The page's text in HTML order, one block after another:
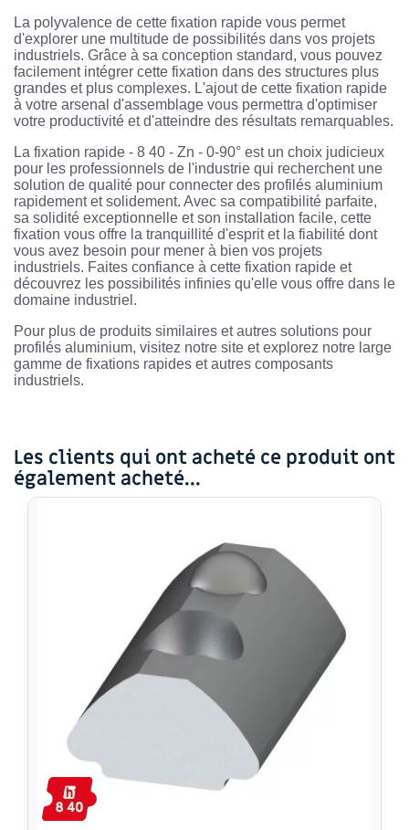
La polyvalence de cette fixation rapide vous permet
d'explorer une multitude de possibilités dans vos projets
industriels. Grâce à sa conception standard, vous pouvez
facilement intégrer cette fixation dans des structures plus
grandes et plus complexes. L'ajout de cette fixation rapide
à votre arsenal d'assemblage vous permettra d'optimiser
votre productivité et d'atteindre des résultats remarquables.
La fixation rapide - 8 40 - Zn - 0-90° est un choix judicieux
pour les professionnels de l'industrie qui recherchent une
solution de qualité pour connecter des profilés aluminium
rapidement et solidement. Avec sa compatibilité parfaite,
sa solidité exceptionnelle et son installation facile, cette
fixation vous offre la tranquillité d'esprit et la fiabilité dont
vous avez besoin pour mener à bien vos projets
industriels. Faites confiance à cette fixation rapide et
découvrez les possibilités infinies qu'elle vous offre dans le
domaine industriel.
Pour plus de produits similaires et autres solutions pour
profilés aluminium, visitez notre site et explorez notre large
gamme de fixations rapides et autres composants
industriels.
Les clients qui ont acheté ce produit ont
également acheté...